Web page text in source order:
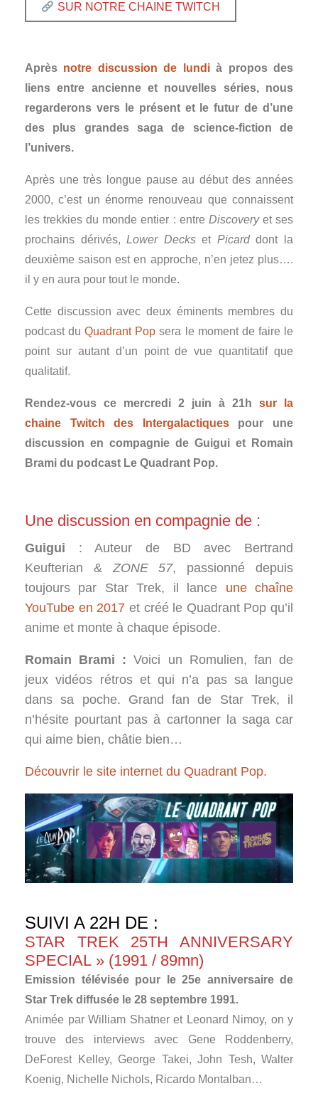
SUR NOTRE CHAINE TWITCH
Après notre discussion de lundià propos des
liens entre ancienne et nouvelles séries, nous
regarderons vers le présent et le futur de d’une
des plus grandes saga de science-fiction de
l’univers.
Après une très longue pause au début des années
2000, c’est un énorme renouveau que connaissent
les trekkies du monde entier : entre Discoveryet ses
prochains dérivés,Lower Deckset Picarddont la
deuxième saison est en approche, n’en jetez plus….
il y en aura pour tout le monde.
Cette discussion avec deux éminents membres du
podcast duQuadrant Pop sera le moment de faire le
point sur autant d’un point de vue quantitatif que
qualitatif.
Rendez-vous ce mercredi 2 juin à 21h sur la
chaine Twitch des Intergalactiquespour une
discussion en compagnie de Guigui et Romain
Brami du podcast Le Quadrant Pop.
Une discussion en compagnie de :
Guigui : Auteur de BD avec Bertrand
Keufterian &ZONE 57, passionné depuis
toujours par Star Trek, il lance une chaîne
YouTube en 2017 et créé le Quadrant Pop qu’il
anime et monte à chaque épisode.
Romain Brami : Voici un Romulien, fan de
jeux vidéos rétros et qui n’a pas sa langue
dans sa poche. Grand fan de Star Trek, il
n’hésite pourtant pas à cartonner la saga car
qui aime bien, châtie bien…
Découvrir le site internet du Quadrant Pop.
SUIVI A 22H DE :
STAR TREK 25TH ANNIVERSARY
SPECIAL » (1991 / 89mn)
Emission télévisée pour le 25e anniversaire de
Star Trek diffusée le 28 septembre 1991.
Animée par William Shatner et Leonard Nimoy, on y
trouve des interviews avec Gene Roddenberry,
DeForest Kelley, George Takei, John Tesh, Walter
Koenig, Nichelle Nichols, Ricardo Montalban…